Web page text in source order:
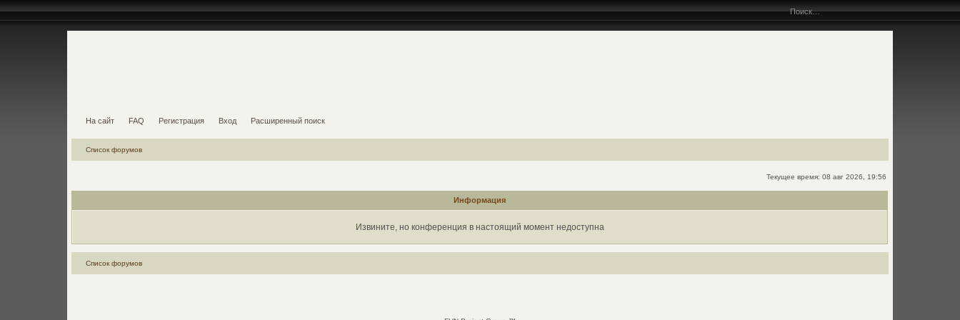
На сайт FAQ Регистрация Вход Расширенный поиск
Список форумов
Текущее время: 08 авг 2026, 19:56
Информация
Извините, но конференция в настоящий момент недоступна
Список форумов